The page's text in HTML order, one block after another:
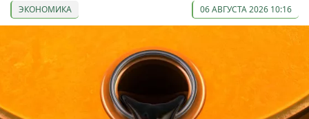
ЭКОНОМИКА 06 АВГУСТА 2026 10:16